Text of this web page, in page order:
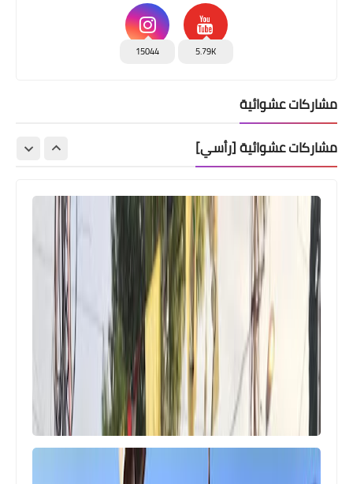
5.79K
15044
مشاركات عشوائية
مشاركات عشوائية [رأسي]